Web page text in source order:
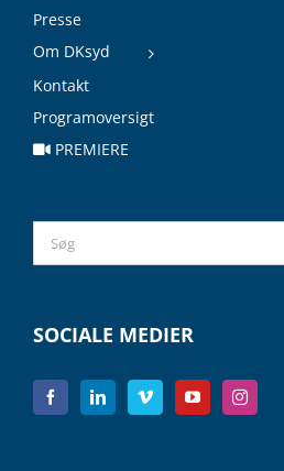
Presse
Om DKsyd
Kontakt
Programoversigt
PREMIERE
Search
for:
SOCIALE MEDIER